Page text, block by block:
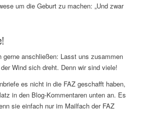
um die Geburt zu machen: „Und zwar
gerne anschließen: Lasst uns zusammen
Wind sich dreht. Denn wir sind viele!
es nicht in die FAZ geschafft haben,
in den Blog-Kommentaren unten an. Es
sie einfach nur im Mailfach der FAZ